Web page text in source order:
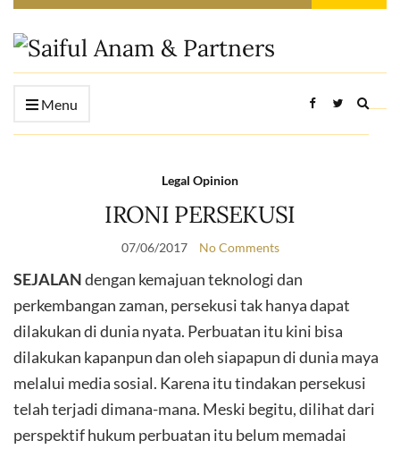
Menu
form
Legal Opinion
IRONI PERSEKUSI
07/06/2017 No Comments
SEJALANdengan kemajuan teknologi dan
perkembangan zaman, persekusi tak hanya dapat
dilakukan di dunia nyata. Perbuatan itu kini bisa
dilakukan kapanpun dan oleh siapapun di dunia maya
melalui media sosial. Karena itu tindakan persekusi
telah terjadi dimana-mana. Meski begitu, dilihat dari
perspektif hukum perbuatan itu belum memadai